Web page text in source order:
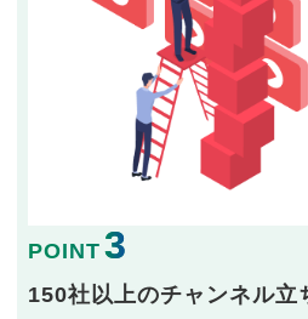
POINT 3
150社以上のチャンネル